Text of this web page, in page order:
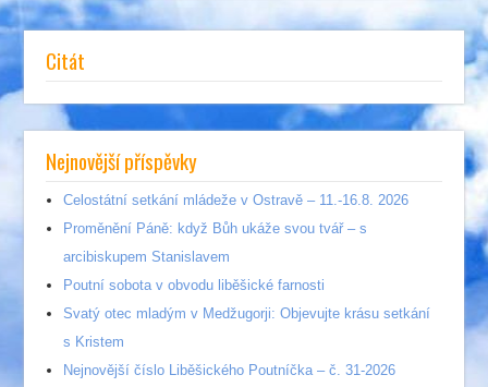
Citát
Nejnovější příspěvky
Celostátní setkání mládeže v Ostravě – 11.-16.8. 2026
Proměnění Páně: když Bůh ukáže svou tvář – s
arcibiskupem Stanislavem
Poutní sobota v obvodu liběšické farnosti
Svatý otec mladým v Medžugorji: Objevujte krásu setkání
s Kristem
Nejnovější číslo Liběšického Poutníčka – č. 31-2026